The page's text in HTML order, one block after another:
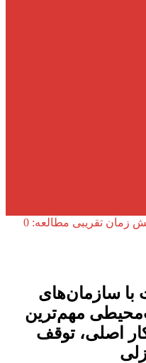
زمان تقریبی مطالعه: 0
با سازمان‌های
مهم‌ترین
اصلی، توقف